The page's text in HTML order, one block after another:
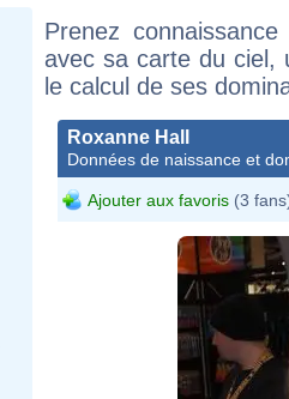
Prenez
avec sa carte du ciel,
le calcul de ses
Roxanne Hall
Données de naissance et
Ajouter aux favoris (3